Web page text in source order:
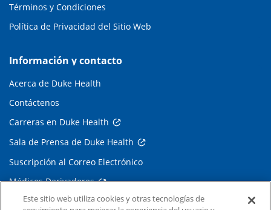
Términos y Condiciones
Política de Privacidad del Sitio Web
Información y contacto
Acerca de Duke Health
Contáctenos
Carreras en Duke Health
Sala de Prensa de Duke Health
Suscripción al Correo Electrónico
Médicos Derivadores
Este sitio web utiliza cookies y otras tecnologías de